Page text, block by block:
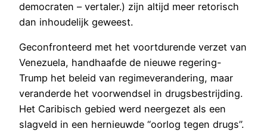
democraten – vertaler.) zijn altijd meer retorisch
dan inhoudelijk geweest.
Geconfronteerd met het voortdurende verzet van
Venezuela, handhaafde de nieuwe regering-
Trump het beleid van regimeverandering, maar
veranderde het voorwendsel in drugsbestrijding.
Het Caribisch gebied werd neergezet als een
slagveld in een hernieuwde “oorlog tegen drugs”.